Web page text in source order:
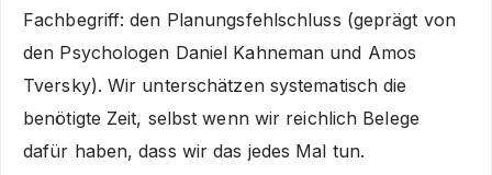
Fachbegriff: den Planungsfehlschluss (geprägt von
den Psychologen Daniel Kahneman und Amos
Tversky). Wir unterschätzen systematisch die
benötigte Zeit, selbst wenn wir reichlich Belege
dafür haben, dass wir das jedes Mal tun.